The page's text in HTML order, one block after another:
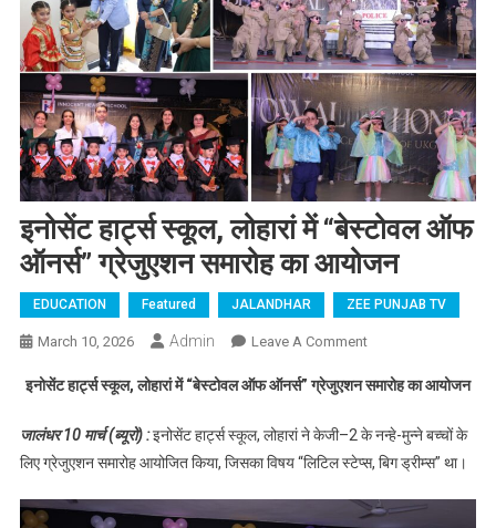
इनोसेंट हार्ट्स स्कूल, लोहारां में “बेस्टोवल ऑफ
ऑनर्स” ग्रेजुएशन समारोह का आयोजन
EDUCATION Featured JALANDHAR ZEE PUNJAB TV
March 10, 2026 Admin Leave A CommentOn इनोसेंट हार्ट्स
“बेस्टोवल ऑफ
समारोह का आयोजन
इनोसेंट हार्ट्स स्कूल, लोहारां में “बेस्टोवल ऑफ ऑनर्स” ग्रेजुएशन समारोह का आयोजन
जालंधर 10 मार्च (ब्यूरो) :इनोसेंट हार्ट्स स्कूल, लोहारां ने केजी–2 के नन्हे-मुन्ने बच्चों के
लिए ग्रेजुएशन समारोह आयोजित किया, जिसका विषय “लिटिल स्टेप्स, बिग ड्रीम्स” था।